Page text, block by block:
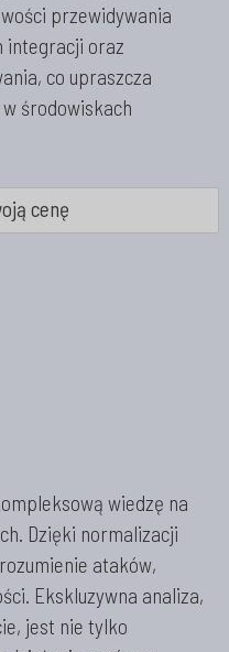
przewidywania
integracji oraz
co upraszcza
środowiskach
cenę
wiedzę na
Dzięki normalizacji
ataków,
Ekskluzywna analiza,
jest nie tylko